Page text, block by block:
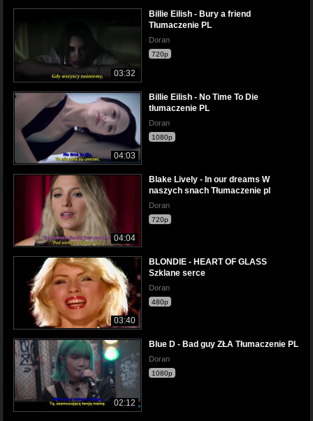
03:32
Billie Eilish - Bury a friend
Tłumaczenie PL
Doran
720p
04:03
Billie Eilish - No Time To Die
tłumaczenie PL
Doran
1080p
04:04
Blake Lively - In our dreams W
naszych snach Tłumaczenie pl
Doran
720p
03:40
BLONDIE - HEART OF GLASS
Szklane serce
Doran
480p
02:12
Blue D - Bad guy ZŁA Tłumaczenie PL
Doran
1080p